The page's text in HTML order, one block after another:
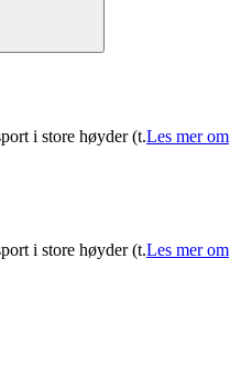
i store høyder (t.Les mer om
i store høyder (t.Les mer om